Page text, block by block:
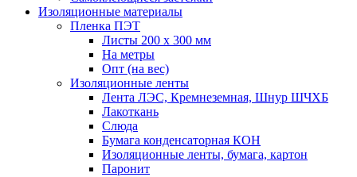
Изоляционные материалы
Пленка ПЭТ
Листы 200 х 300 мм
На метры
Опт (на вес)
Изоляционные ленты
Лента ЛЭС, Кремнеземная, Шнур ШЧХБ
Лакоткань
Слюда
Бумага конденсаторная КОН
Изоляционные ленты, бумага, картон
Паронит